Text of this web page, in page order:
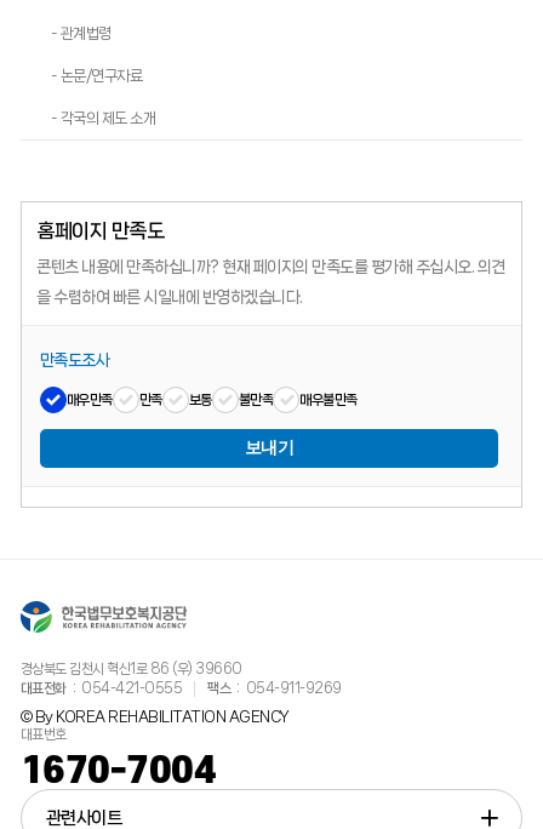
- 관계법령
- 논문/연구자료
- 각국의 제도 소개
홈페이지 만족도
콘텐츠 내용에 만족하십니까? 현재 페이지의 만족도를 평가해 주십시오. 의견
을 수렴하여 빠른 시일내에 반영하겠습니다.
만족도조사
매우만족 만족 보통 불만족 매우불만족
보내기
경상북도 김천시 혁신1로 86 (우) 39660
대표전화
054-421-0555 팩스 054-911-9269
© By KOREA REHABILITATION AGENCY
대표번호
1670-7004
관련사이트